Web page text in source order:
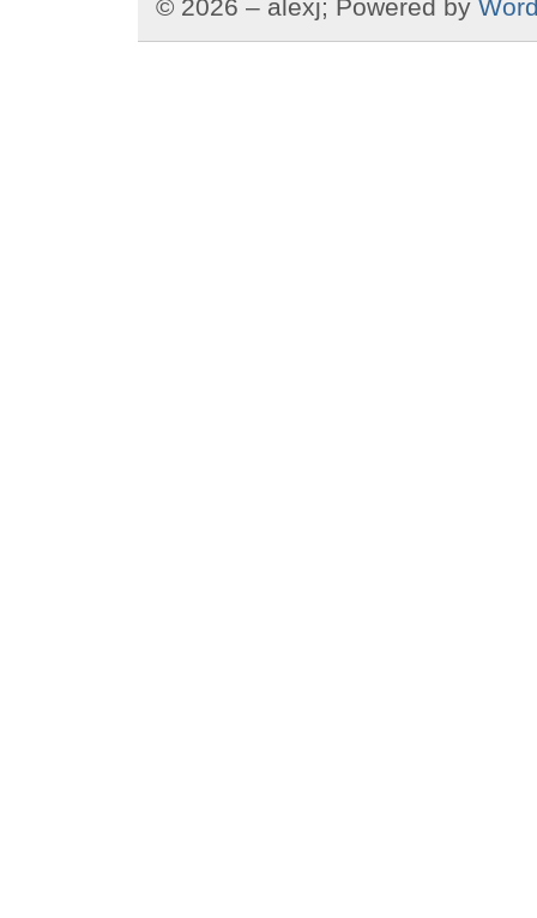
© 2026 – alexj; Powered by